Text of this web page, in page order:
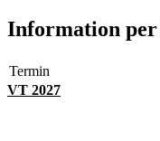
Information per
Termin
VT 2027